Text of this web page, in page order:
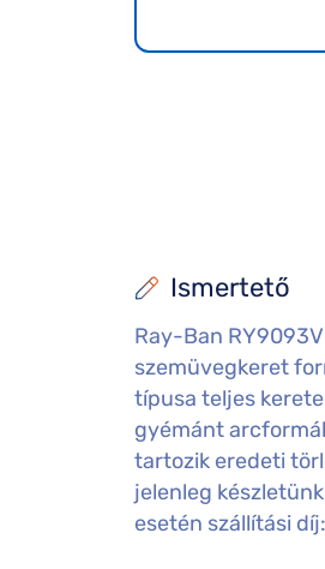
Ismertető
Ray-Ban
szemüvegkeret
típusa teljes
gyémánt
tartozik eredeti
jelenleg
esetén szállítási